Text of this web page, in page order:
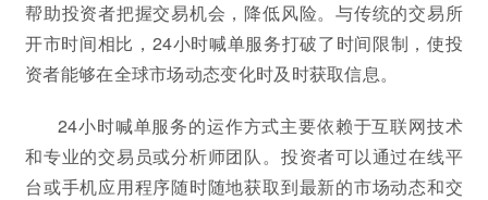
帮助投资者把握交易机会，降低风险。与传统的交易所
开市时间相比，24小时喊单服务打破了时间限制，使投
资者能够在全球市场动态变化时及时获取信息。
24小时喊单服务的运作方式主要依赖于互联网技术
和专业的交易员或分析师团队。投资者可以通过在线平
台或手机应用程序随时随地获取到最新的市场动态和交